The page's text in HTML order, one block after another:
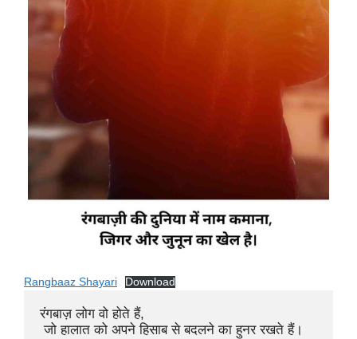
Rangbaaz Shayari Download
रंगबाज़ लोग वो होते हैं,
जो हालात को अपने हिसाब से बदलने का हुनर रखते हैं।